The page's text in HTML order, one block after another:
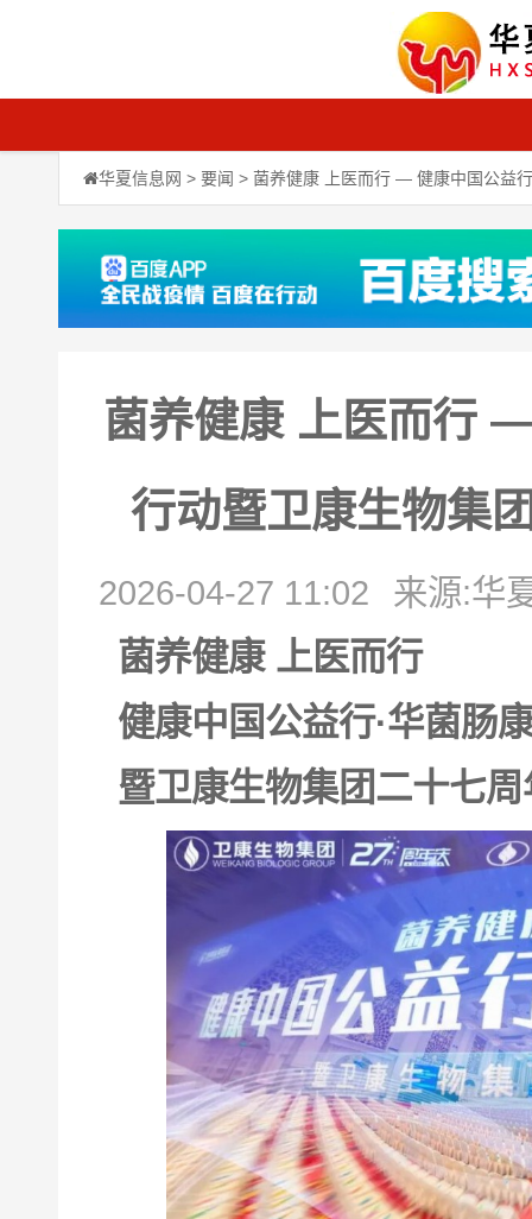
华夏信息网 > 要闻 > 菌养健康 上医而行 — 健康中国公益
菌养健康 上医而行
行动暨卫康生物集
2026-04-27 11:02 来源:华
菌养健康 上医而行
健康中国公益行·华菌肠
暨卫康生物集团二十七